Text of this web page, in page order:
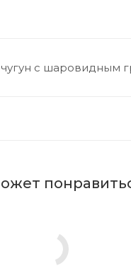
с шаровидным